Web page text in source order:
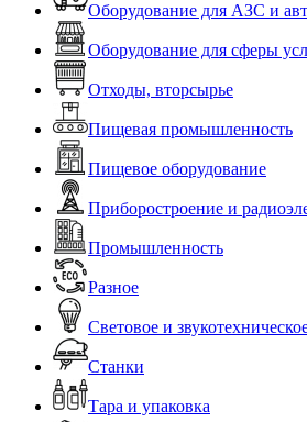
Оборудование для АЗС и
Оборудование для сферы
Отходы, вторсырье
Пищевая промышленность
Пищевое оборудование
Приборостроение и
Промышленность
Разное
Световое и
Станки
Тара и упаковка